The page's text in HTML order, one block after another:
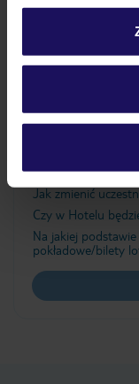
personalizować
Szczegółowe
Ważne
Jak zmienić
Czy w Hotelu
Na jakiej
pokładowe/bilety